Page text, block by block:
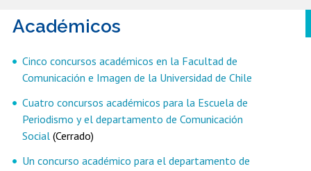
INVESTIGACIÓN CREACIÓN
EXTENSIÓN
INTERNACIONAL
ADMISIÓN
Académicos
Cinco concursos académicos en la Facultad de
Comunicación e Imagen de la Universidad de Chile
Cuatro concursos académicos para la Escuela de
Periodismo y el departamento de Comunicación
Social(Cerrado)
Un concurso académico para el departamento de